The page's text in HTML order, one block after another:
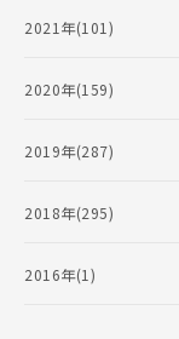
2021年(101)
2020年(159)
2019年(287)
2018年(295)
2016年(1)